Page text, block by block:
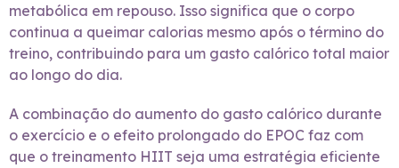
metabólica em repouso. Isso significa que o corpo
continua a queimar calorias mesmo após o término do
treino, contribuindo para um gasto calórico total maior
ao longo do dia.
A combinação do aumento do gasto calórico durante
o exercício e o efeito prolongado do EPOC faz com
que o treinamento HIIT seja uma estratégia eficiente